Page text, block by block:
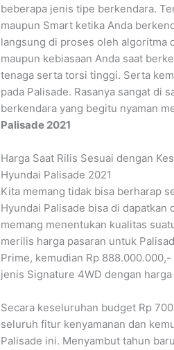
beberapa jenis tipe berkendara.
maupun Smart ketika Anda
langsung di proses oleh algoritma
maupun kebiasaan Anda saat
tenaga serta torsi tinggi. Serta
pada Palisade. Rasanya sangat di
berkendara yang begitu nyaman
Palisade 2021
Harga Saat Rilis Sesuai dengan
Hyundai Palisade 2021
Kita memang tidak bisa berharap
Hyundai Palisade bisa di dapatkan
memang menentukan kualitas
merilis harga pasaran untuk
Prime, kemudian Rp
jenis Signature 4WD dengan harga
Secara keseluruhan budget Rp
seluruh fitur kenyamanan dan
Palisade ini. Menyambut tahun